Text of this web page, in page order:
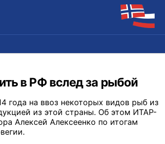
в РФ вслед за рыбой
года на ввоз некоторых видов рыб из
из этой страны. Об этом ИТАР-
Алексей Алексеенко по итогам